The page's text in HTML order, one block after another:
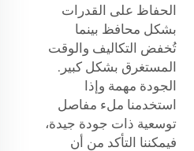
الحفاظ على القدرات
بشكل محافظ بينما
تُخفض التكاليف والوقت
المستغرق بشكل كبير.
الجودة مهمة وإذا
استخدمنا ملء مفاصل
توسعية ذات جودة جيدة،
فيمكننا التأكد من أن